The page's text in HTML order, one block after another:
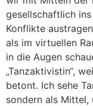
gesellschaftlich
Konflikte
als im virtuellen
in die Augen
„Tanzaktivistin“,
betont. Ich sehe
sondern als Mittel,